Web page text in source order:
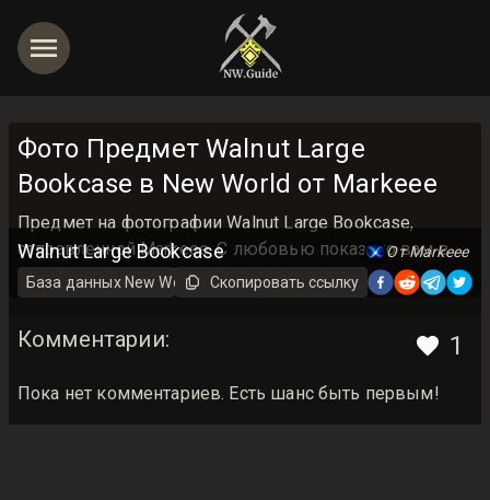
Фото Предмет Walnut Large
Bookcase в New World от Markeee
Предмет на фотографии Walnut Large Bookcase,
отправленной Markeee. С любовью показано вам в
базе данных New World Guide <3
1
Walnut Large Bookcase
От Markeee
База данных New World на русскомПредмет
Скопировать ссылку
Комментарии:
Пока нет комментариев. Есть шанс быть первым!